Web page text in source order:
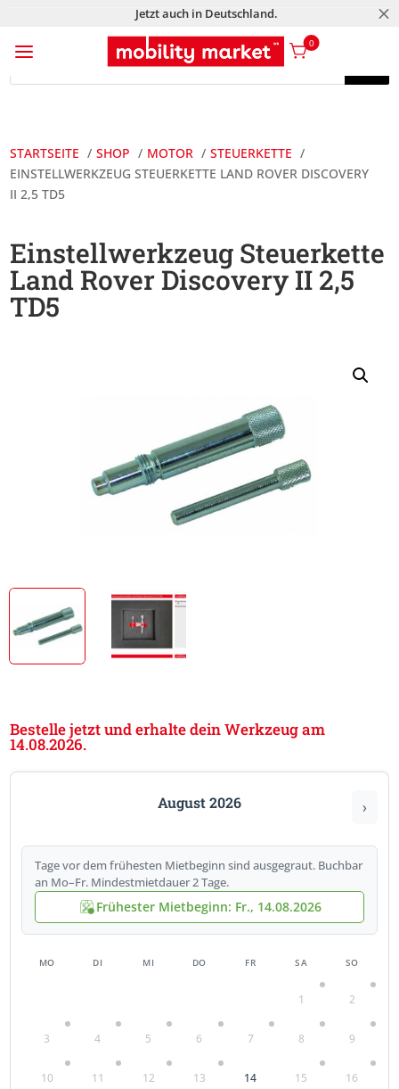
Jetzt auch in Deutschland. M
a 0
Products
Products
STARTSEITE SHOP MOTOR
STEUERKETTE
EINSTELLWERKZEUG STEUERKETTE LAND ROVER DISCOVERY
II 2,5 TD5
Einstellwerkzeug Steuerkette
Land Rover Discovery II 2,5
TD5
Bestelle jetzt und erhalte dein Werkzeug am
14.08.2026.
August 2026 ›
Tage vor dem frühesten Mietbeginn sind ausgegraut. Buchbar
an Mo–Fr. Mindestmietdauer 2 Tage.
Frühester Mietbeginn: Fr., 14.08.2026
MO DI MI DO FR SA SO
1 2
3 4 5 6 7 8 9
10 11 12 13 14 15 16